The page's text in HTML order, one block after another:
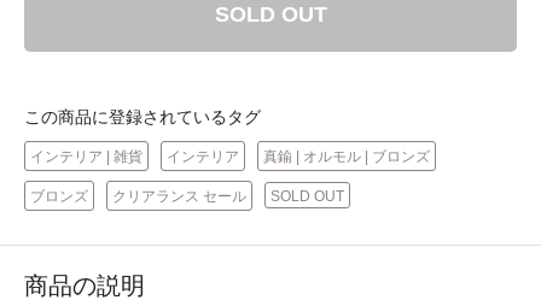
SOLD OUT
この商品に登録されているタグ
インテリア | 雑貨 インテリア 真鍮 | オルモル | ブロンズ
ブロンズ クリアランス セール SOLD OUT
商品の説明